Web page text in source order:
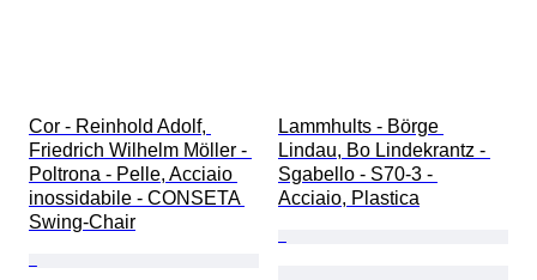
Cor - Reinhold Adolf,
Friedrich Wilhelm Möller -
Poltrona - Pelle, Acciaio
inossidabile - CONSETA
Swing-Chair
Lammhults - Börge
Lindau, Bo Lindekrantz -
Sgabello - S70-3 -
Acciaio, Plastica